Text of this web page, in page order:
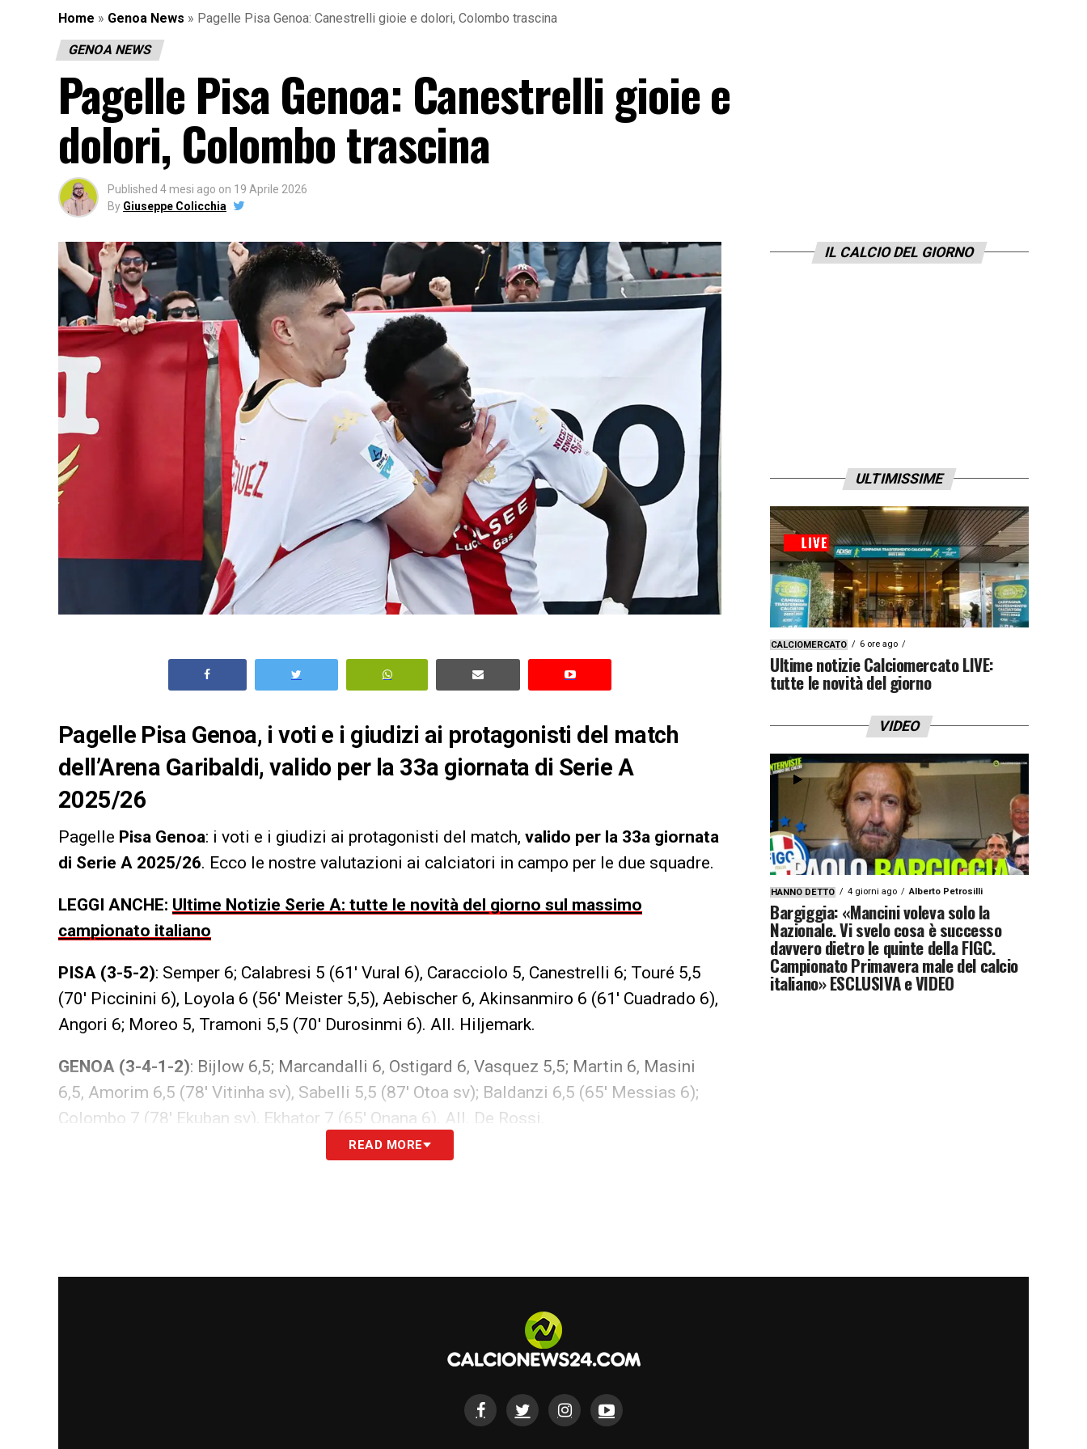
Home » Genoa News » Pagelle Pisa Genoa: Canestrelli gioie e dolori, Colombo trascina
GENOA NEWS
Pagelle Pisa Genoa: Canestrelli gioie e
dolori, Colombo trascina
Published 4 mesi ago on 19 Aprile 2026
By Giuseppe Colicchia
Pagelle Pisa Genoa, i voti e i giudizi ai protagonisti del match
dell’Arena Garibaldi, valido per la 33a giornata di Serie A
2025/26
Pagelle Pisa Genoa: i voti e i giudizi ai protagonisti del match, valido per la 33a giornata
di Serie A 2025/26. Ecco le nostre valutazioni ai calciatori in campo per le due squadre.
LEGGI ANCHE: Ultime Notizie Serie A: tutte le novità del giorno sul massimo
campionato italiano
PISA (3-5-2): Semper 6; Calabresi 5 (61′ Vural 6), Caracciolo 5, Canestrelli 6; Touré 5,5
(70′ Piccinini 6), Loyola 6 (56′ Meister 5,5), Aebischer 6, Akinsanmiro 6 (61′ Cuadrado 6),
Angori 6; Moreo 5, Tramoni 5,5 (70′ Durosinmi 6). All. Hiljemark.
GENOA (3-4-1-2): Bijlow 6,5; Marcandalli 6, Ostigard 6, Vasquez 5,5; Martin 6, Masini
6,5, Amorim 6,5 (78′ Vitinha sv), Sabelli 5,5 (87′ Otoa sv); Baldanzi 6,5 (65′ Messias 6);
Colombo 7 (78′ Ekuban sv), Ekhator 7 (65′ Onana 6). All. De Rossi.
READ MORE
IL CALCIO DEL GIORNO
ULTIMISSIME
CALCIOMERCATO 6 ore ago
Ultime notizie Calciomercato LIVE:
tutte le novità del giorno
VIDEO
HANNO DETTO 4 giorni ago Alberto Petrosilli
Bargiggia: «Mancini voleva solo la
Nazionale. Vi svelo cosa è successo
davvero dietro le quinte della FIGC.
Campionato Primavera male del calcio
italiano» ESCLUSIVA e VIDEO